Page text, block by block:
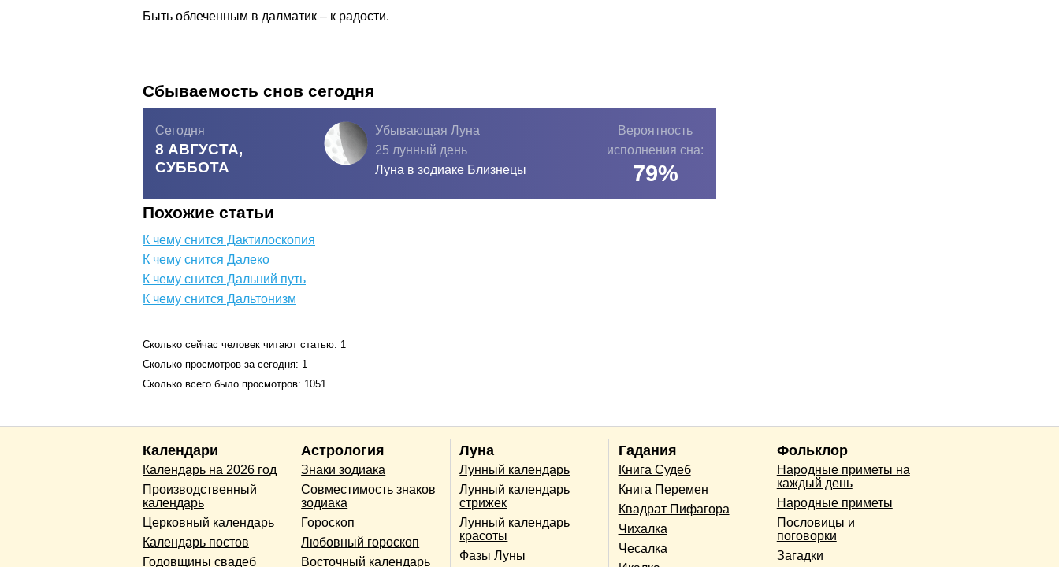
Быть облеченным в далматик – к радости.
Сбываемость снов сегодня
Сегодня
8 АВГУСТА,
СУББОТА
Убывающая Луна
25 лунный день
Луна в зодиаке Близнецы
Вероятность
исполнения сна:
79%
Похожие статьи
К чему снится Дактилоскопия
К чему снится Далеко
К чему снится Дальний путь
К чему снится Дальтонизм
Сколько сейчас человек читают статью: 1
Сколько просмотров за сегодня: 1
Сколько всего было просмотров: 1051
Календари
Календарь на 2026 год
Производственный
календарь
Церковный календарь
Календарь постов
Годовщины свадеб
Астрология
Знаки зодиака
Совместимость знаков
зодиака
Гороскоп
Любовный гороскоп
Восточный календарь
Луна
Лунный календарь
Лунный календарь
стрижек
Лунный календарь
красоты
Фазы Луны
Гадания
Книга Судеб
Книга Перемен
Квадрат Пифагора
Чихалка
Чесалка
Фольклор
Народные приметы на
каждый день
Народные приметы
Пословицы и
поговорки
Загадки